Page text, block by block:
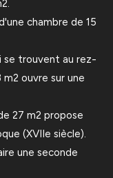
chambre de 15
se trouvent au rez-
ouvre sur une
27 m2 propose
(XVIIe siècle).
une seconde